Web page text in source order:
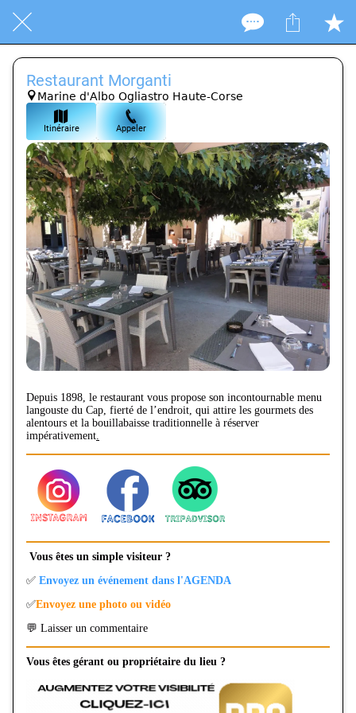
Restaurant Morganti
Marine d'Albo Ogliastro Haute-Corse
Itinéraire Appeler
Depuis 1898, le restaurant vous propose son incontournable menu
langouste du Cap, fierté de l’endroit, qui attire les gourmets des
alentours et la bouillabaisse traditionnelle à réserver
impérativement
Vous êtes un simple visiteur ?
✅ Envoyez un événement dans l'AGENDA
✅Envoyez une photo ou vidéo
💬 Laisser un commentaire
Vous êtes gérant ou propriétaire du lieu ?